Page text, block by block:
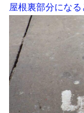
屋根裏部分になる